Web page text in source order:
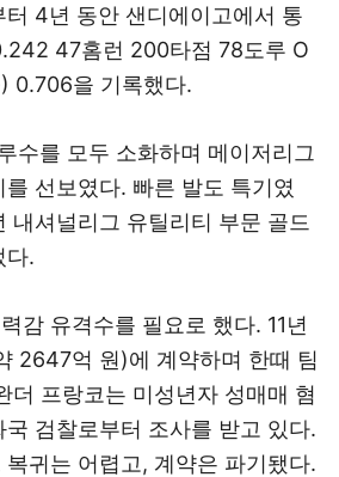
4년 동안 샌디에이고에서 통
47홈런 200타점 78도루 O
0.706을 기록했다.
수를 모두 소화하며 메이저리그
선보였다. 빠른 발도 특기였
내셔널리그 유틸리티 부문 골드
다.
감 유격수를 필요로 했다. 11년
2647억 원)에 계약하며 한때 팀
더 프랑코는 미성년자 성매매 혐
검찰로부터 조사를 받고 있다.
귀는 어렵고, 계약은 파기됐다.